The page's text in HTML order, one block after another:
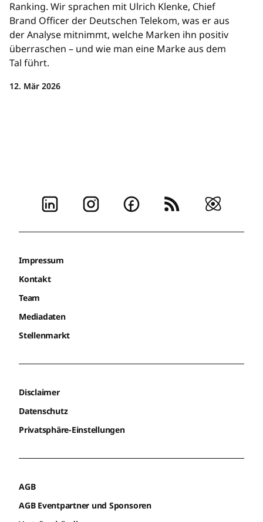
Ranking. Wir sprachen mit Ulrich Klenke, Chief
Brand Officer der Deutschen Telekom, was er aus
der Analyse mitnimmt, welche Marken ihn positiv
überraschen – und wie man eine Marke aus dem
Tal führt.
12. Mär 2026
Impressum
Kontakt
Team
Mediadaten
Stellenmarkt
Disclaimer
Datenschutz
Privatsphäre-Einstellungen
AGB
AGB Eventpartner und Sponsoren